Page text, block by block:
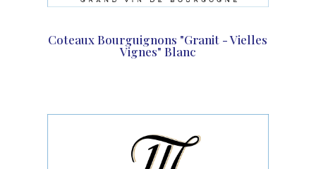
Coteaux Bourguignons "Granit - Vielles
Vignes" Blanc